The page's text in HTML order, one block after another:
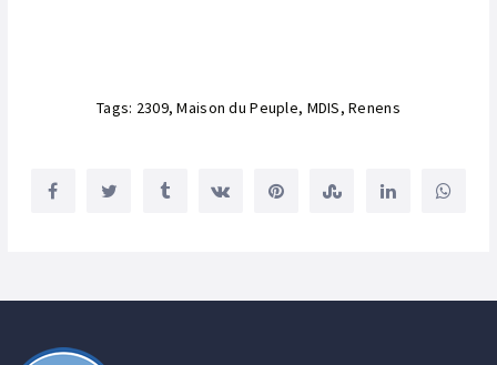
Tags: 2309,Maison du Peuple, MDIS,Renens